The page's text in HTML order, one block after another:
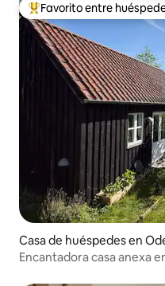
Favorito entre huéspedes
Favorito entre
Casa de huéspedes en
Encantadora casa anexa